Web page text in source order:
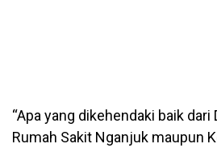
“Apa yang dikehendaki baik dari
Rumah Sakit Nganjuk maupun